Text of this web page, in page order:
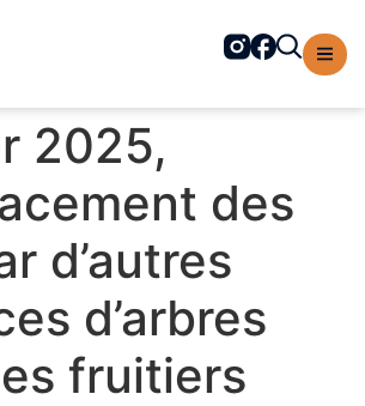
2025,
des
d’autres
d’arbres
fruitiers